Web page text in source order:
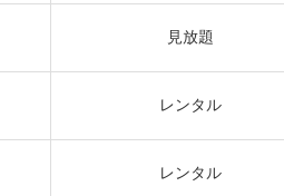
見放題
レンタル
レンタル